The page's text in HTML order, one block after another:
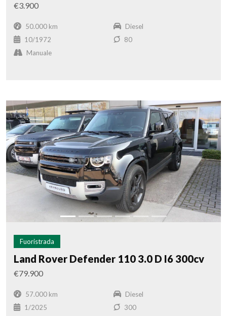
€3.900
50.000 km
Diesel
10/1972
80
Manuale
Fuoristrada
Land Rover Defender 110 3.0 D I6 300cv
€79.900
57.000 km
Diesel
1/2025
300